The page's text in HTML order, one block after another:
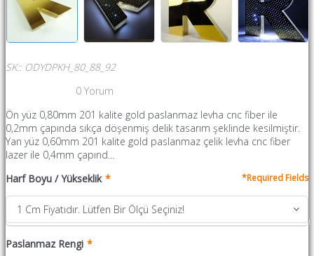
SK:: ODYDPKH_80_88_92
0 Yorum
Ön yüz 0,80mm 201 kalite gold paslanmaz levha cnc fiber ile
0,2mm çapında sıkça döşenmiş delik tasarım şeklinde kesilmiştir.
Yan yüz 0,60mm 201 kalite gold paslanmaz çelik levha cnc fiber
lazer ile 0,4mm çapınd...
Harf Boyu / Yükseklik
1 Cm Fiyatıdır. Lütfen Bir Ölçü Seçiniz!
Paslanmaz Rengi